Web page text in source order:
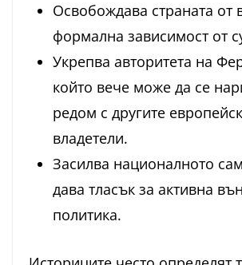
Освобождава страната от
формална зависимост от
Укрепва авторитета на
който вече може да се
редом с другите
владетели.
Засилва националното
дава тласък за активна
политика.